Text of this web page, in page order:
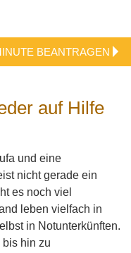
BEANTRAGEN
auf Hilfe
und eine
nicht gerade ein
es noch viel
leben vielfach in
in Notunterkünften.
bis hin zu